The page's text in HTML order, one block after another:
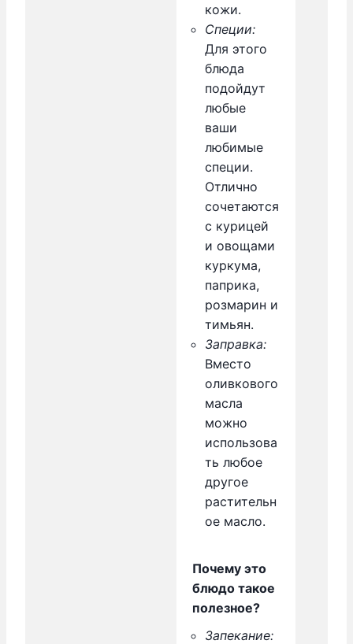
кожи.
Специи:
Для этого
блюда
подойдут
любые
ваши
любимые
специи.
Отлично
сочетаются
с курицей
и овощами
куркума,
паприка,
розмарин и
тимьян.
Заправка:
Вместо
оливкового
масла
можно
использова
ть любое
другое
растительн
ое масло.
Почему это
блюдо такое
полезное?
Запекание: